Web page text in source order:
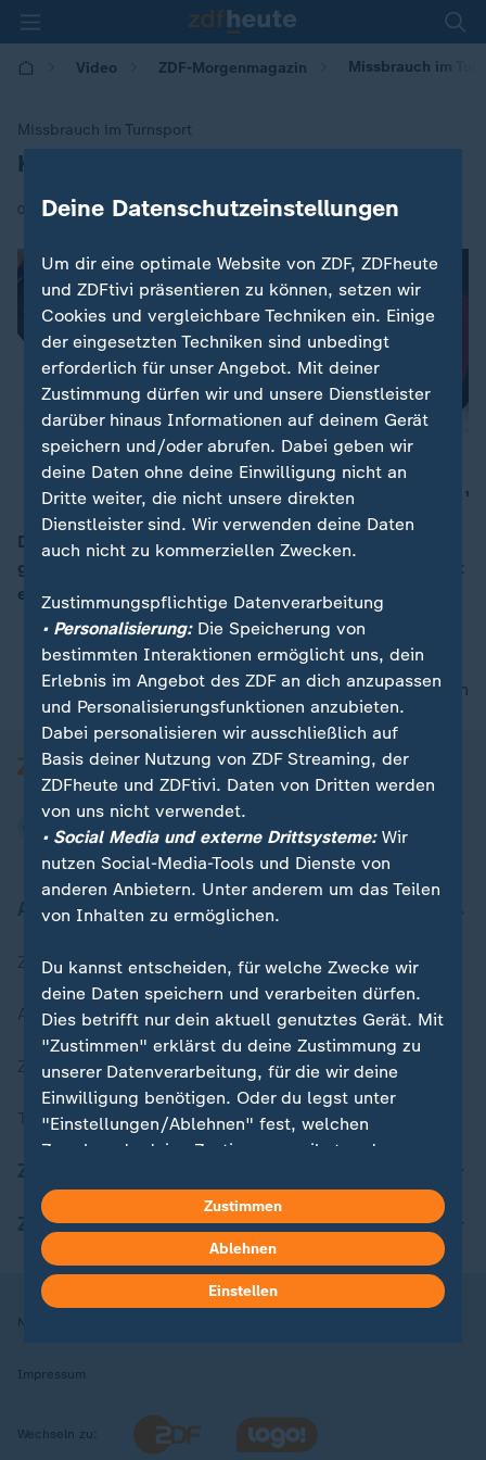
Video ZDF-Morgenmagazin Missbrauch im
Missbrauch im Turnsport
:Kim Bui: "Leistung mit Respekt"
04.02.2025 | 05:30
Die ehemalige Leistungsturnerin Kim Bui setzt sich
gegen den Machtmissbrauch von Trainern im Turnsport
ein. Darüber spricht sie im moma-Interview.
nach oben
Aktuell bei ZDFheute
Zuletzt veröffentlicht
Aktuelle Sendungs-Videos
ZDFheute Stories
Themen im Überblick
ZDFheute Apps
Nutzungsbedingungen
Impressum
Wechseln zu:
Deine Datenschutzeinstellungen
Um dir eine optimale Website von ZDF, ZDFheute
und ZDFtivi präsentieren zu können, setzen wir
Cookies und vergleichbare Techniken ein. Einige
der eingesetzten Techniken sind unbedingt
erforderlich für unser Angebot. Mit deiner
Zustimmung dürfen wir und unsere Dienstleister
darüber hinaus Informationen auf deinem Gerät
speichern und/oder abrufen. Dabei geben wir
deine Daten ohne deine Einwilligung nicht an
Dritte weiter, die nicht unsere direkten
Dienstleister sind. Wir verwenden deine Daten
auch nicht zu kommerziellen Zwecken.
Zustimmungspflichtige Datenverarbeitung
• Personalisierung:Die Speicherung von
bestimmten Interaktionen ermöglicht uns, dein
Erlebnis im Angebot des ZDF an dich anzupassen
und Personalisierungsfunktionen anzubieten.
Dabei personalisieren wir ausschließlich auf
Basis deiner Nutzung von ZDF Streaming, der
ZDFheute und ZDFtivi. Daten von Dritten werden
von uns nicht verwendet.
• Social Media und externe Drittsysteme:Wir
nutzen Social-Media-Tools und Dienste von
anderen Anbietern. Unter anderem um das Teilen
von Inhalten zu ermöglichen.
Du kannst entscheiden, für welche Zwecke wir
deine Daten speichern und verarbeiten dürfen.
Dies betrifft nur dein aktuell genutztes Gerät. Mit
"Zustimmen" erklärst du deine Zustimmung zu
unserer Datenverarbeitung, für die wir deine
Einwilligung benötigen. Oder du legst unter
"Einstellungen/Ablehnen" fest, welchen
Zwecken du deine Zustimmung gibst und
kannst du jederzeit mit Wirkung für die Zukunft
in deinen Einstellungen widerrufen oder ändern.
Hier findest du das Impressum.
Weitere Informationen findest du in unserer
Zustimmen
Ablehnen
Einstellen